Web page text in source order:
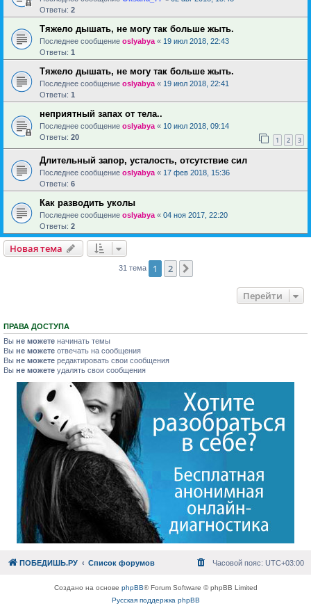
Ответы: 2
Тяжело дышать, не могу так больше жыть.
Последнее сообщение oslyabya « 19 июл 2018, 22:43
Ответы: 1
Тяжело дышать, не могу так больше жыть.
Последнее сообщение oslyabya « 19 июл 2018, 22:41
Ответы: 1
неприятный запах от тела..
Последнее сообщение oslyabya « 10 июл 2018, 09:14
Ответы: 20 1 2 3
Длительный запор, усталость, отсутствие сил
Последнее сообщение oslyabya « 17 фев 2018, 15:36
Ответы: 6
Как разводить уколы
Последнее сообщение oslyabya « 04 ноя 2017, 22:20
Ответы: 2
Новая тема
31 тема 1 2
Перейти
ПРАВА ДОСТУПА
Вы не можете начинать темы
Вы не можете отвечать на сообщения
Вы не можете редактировать свои сообщения
Вы не можете удалять свои сообщения
ПОБЕДИШЬ.РУ Список форумов Часовой пояс: UTC+03:00
Создано на основе phpBB® Forum Software © phpBB Limited
Русская поддержка phpBB